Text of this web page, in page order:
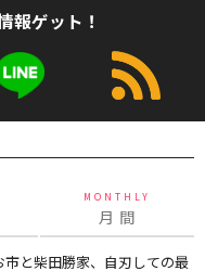
報ゲット！
MONTHLY
月 間
市と柴田勝家、自刃しての最